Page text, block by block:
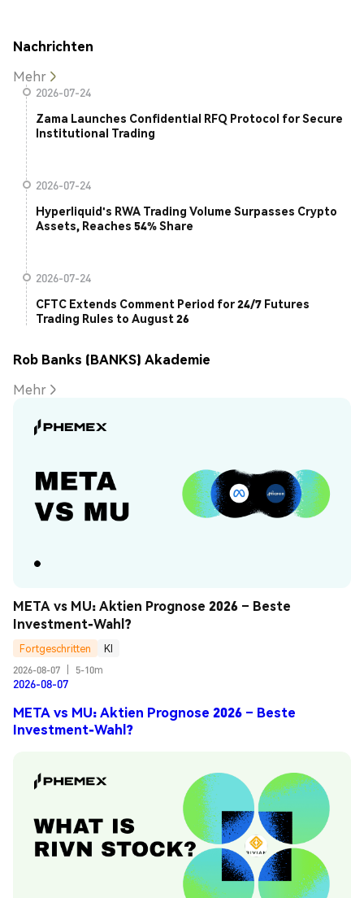
Nachrichten
Mehr
2026-07-24
Zama Launches Confidential RFQ Protocol for Secure
Institutional Trading
2026-07-24
Hyperliquid's RWA Trading Volume Surpasses Crypto
Assets, Reaches 54% Share
2026-07-24
CFTC Extends Comment Period for 24/7 Futures
Trading Rules to August 26
Rob Banks (BANKS) Akademie
Mehr
META vs MU: Aktien Prognose 2026 – Beste
Investment-Wahl?
Fortgeschritten
KI
2026-08-07
5-10m
2026-08-07
META vs MU: Aktien Prognose 2026 – Beste
Investment-Wahl?